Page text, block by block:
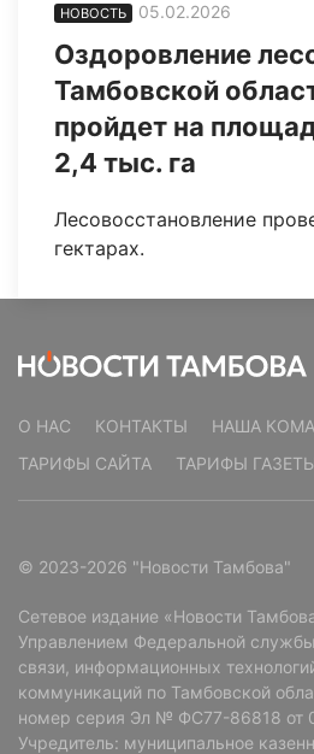
НОВОСТЬ 05.02.2026
Оздоровление
Тамбовской
пройдет на
2,4 тыс. га
Лесовосстановление
гектарах.
О НАС КОНТАКТЫ НАША
ТАРИФЫ САЙТА
ТАРИФЫ
© 2023-2026 "Новости Тамбова"
Сетевое издание «Новости
Управлением Федеральной
связи, информационных
коммуникаций по Тамбовской
номер серия Эл № ФС77-86818 от
Учредитель: муниципальное